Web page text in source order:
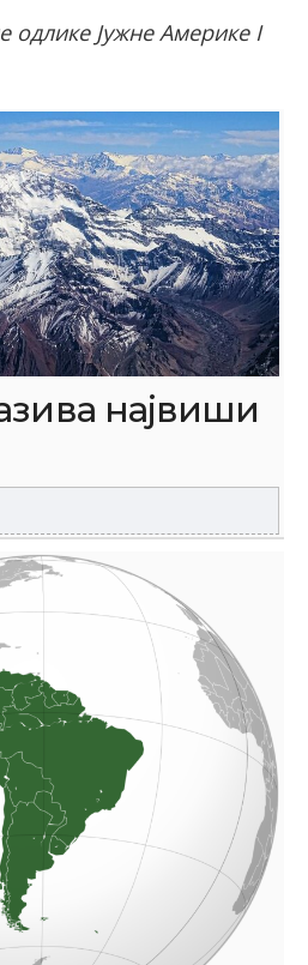
одлике Јужне Америке I
највиши